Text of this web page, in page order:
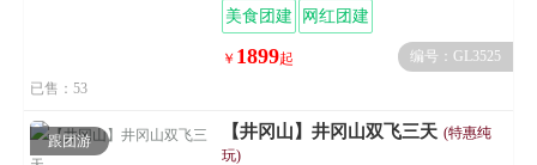
美食团建 网红团建
￥ 1899起
编号：GL3525
已售：53
跟团游 【井冈山】井冈山双飞三天 (特惠纯
玩)